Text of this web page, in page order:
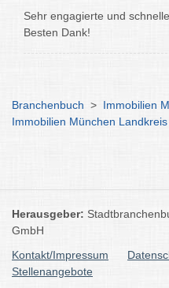
Sehr engagierte und
Besten Dank!
Branchenbuch > Immobilien
Immobilien München Landkreis
Herausgeber:
GmbH
Kontakt/Impressum
Stellenangebote